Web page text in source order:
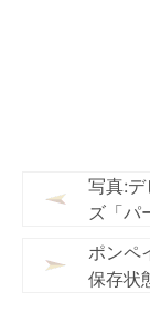
写真:
ズ「パ
ポンペ
保存状